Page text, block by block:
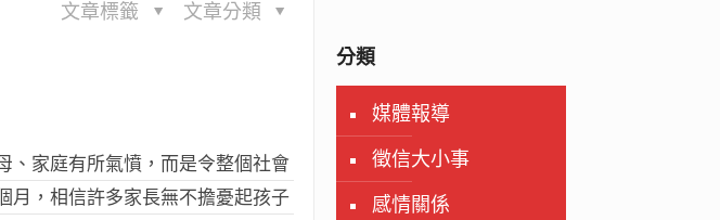
文章分類
文章標籤
、家庭有所氣憤，而是令整個社會
月，相信許多家長無不擔憂起孩子
分類
媒體報導
徵信大小事
感情關係